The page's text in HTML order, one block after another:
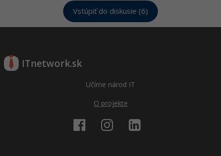
Vstúpiť do diskusie (6)
ITnetwork.sk
Učíme národ IT
O projekte